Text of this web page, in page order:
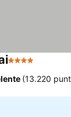
4 Estrellas
(13.220